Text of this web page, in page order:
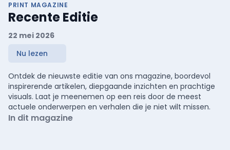
PRINT MAGAZINE
Recente Editie
22 mei 2026
Nu lezen
Ontdek de nieuwste editie van ons magazine, boordevol
inspirerende artikelen, diepgaande inzichten en prachtige
visuals. Laat je meenemen op een reis door de meest
actuele onderwerpen en verhalen die je niet wilt missen.
In dit magazine